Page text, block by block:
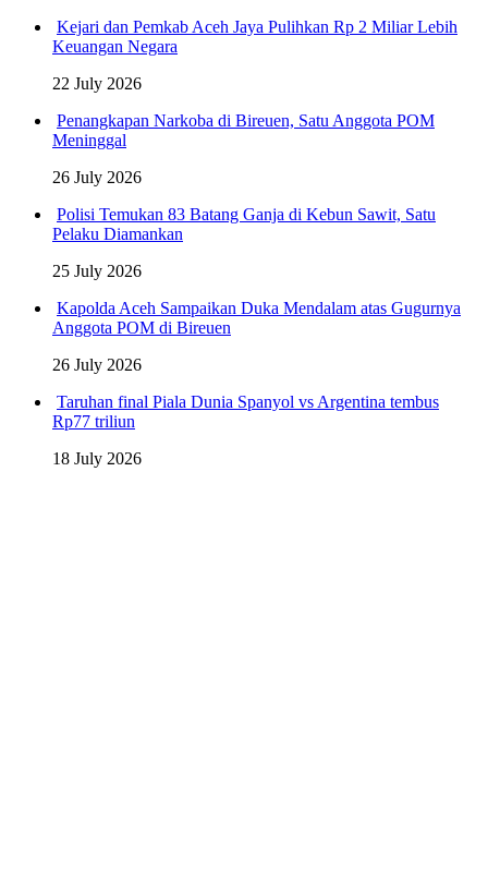
Kejari dan Pemkab Aceh Jaya Pulihkan Rp 2 Miliar Lebih
Keuangan Negara
22 July 2026
Penangkapan Narkoba di Bireuen, Satu Anggota POM
Meninggal
26 July 2026
Polisi Temukan 83 Batang Ganja di Kebun Sawit, Satu
Pelaku Diamankan
25 July 2026
Kapolda Aceh Sampaikan Duka Mendalam atas Gugurnya
Anggota POM di Bireuen
26 July 2026
Taruhan final Piala Dunia Spanyol vs Argentina tembus
Rp77 triliun
18 July 2026